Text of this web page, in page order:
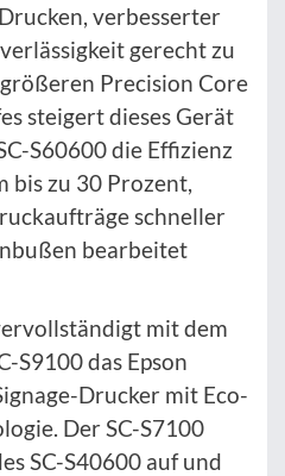
verbesserter
gerecht zu
Precision Core
steigert dieses Gerät
S60600 die Effizienz
bis zu 30 Prozent,
schneller
bearbeitet
mit dem
S9100 das Epson
Drucker mit Eco-
Der SC-S7100
SC-S40600 auf und